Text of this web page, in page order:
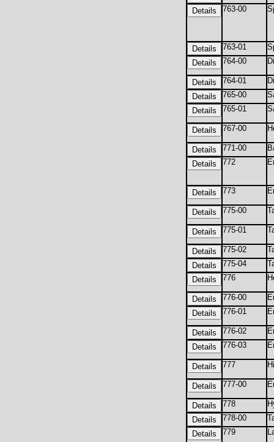
763-00
763-01
764-00
764-01
765-00
765-01
767-00
771-00
772
773
775-00
775-01
775-02
775-04
776
776-00
776-01
776-02
776-03
777
777-00
778
778-00
779